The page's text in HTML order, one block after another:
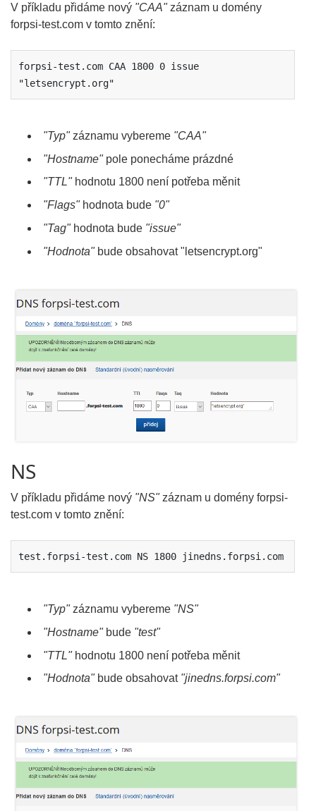
V příkladu přidáme nový "CAA"záznam u domény
forpsi-test.com v tomto znění:
forpsi-test.com CAA 1800 0 issue
"letsencrypt.org"
"Typ"záznamu vybereme "CAA"
"Hostname"pole ponecháme prázdné
"TTL"hodnotu 1800 není potřeba měnit
"Flags"hodnota bude "0"
"Tag"hodnota bude "issue"
"Hodnota"bude obsahovat "letsencrypt.org"
NS
V příkladu přidáme nový "NS"záznam u domény forpsi-
test.com v tomto znění:
test.forpsi-test.com NS 1800 jinedns.forpsi.com
"Typ"záznamu vybereme "NS"
"Hostname"bude "test"
"TTL"hodnotu 1800 není potřeba měnit
"Hodnota"bude obsahovat "jinedns.forpsi.com"